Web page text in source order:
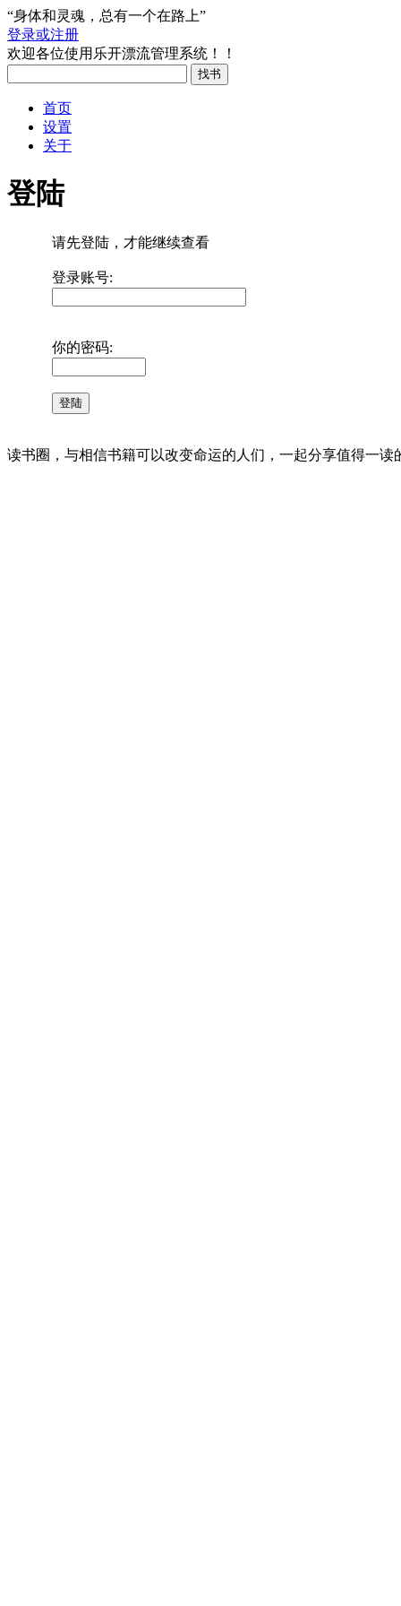
“身体和灵魂，总有一个在路上”
登录或注册
欢迎各位使用乐开漂流管理系统！！
首页
设置
关于
登陆
请先登陆，才能继续查看
登录账号:
你的密码:
读书圈，与相信书籍可以改变命运的人们，一起分享值得一读